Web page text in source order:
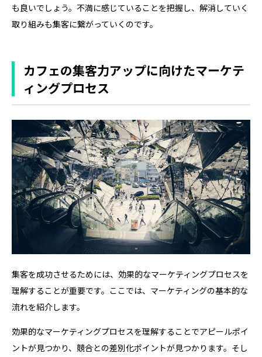
も良いでしょう。不満に感じていることを把握し、解消していく
取り組みも集客に繋がっていくのです。
カフェの集客力アップに向けたマーケテ
ィングプロセス
集客を成功させるためには、効果的なマーケティングプロセスを
理解することが重要です。ここでは、マーケティングの基本的な
流れを紹介します。
効果的なマーケティングプロセスを理解することでアピールポイ
ントが見つかり、競合との差別化ポイントが見つかります。そし